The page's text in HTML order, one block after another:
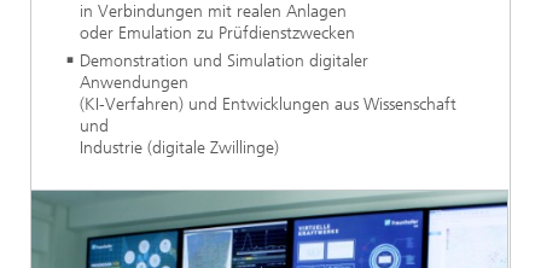
in Verbindungen mit realen Anlagen
oder Emulation zu Prüfdienstzwecken
Demonstration und Simulation digitaler
Anwendungen
(KI-Verfahren) und Entwicklungen aus Wissenschaft
und
Industrie (digitale Zwillinge)